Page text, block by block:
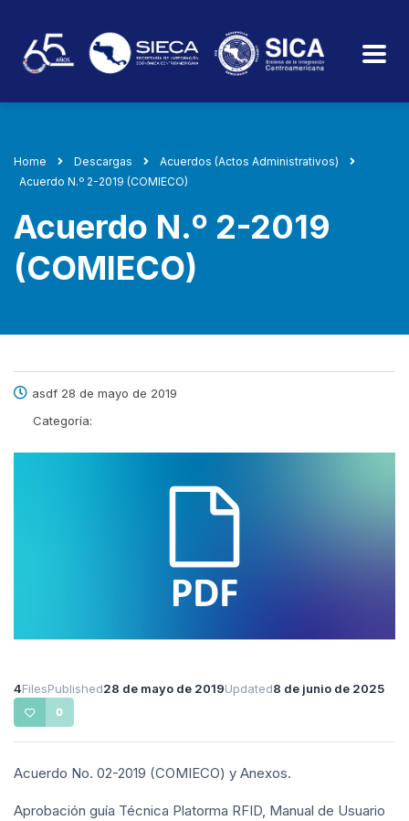
Home Descargas
Acuerdos (Actos Administrativos)
Acuerdo N.º 2-2019 (COMIECO)
Acuerdo N.º 2-2019
(COMIECO)
asdf 28 de mayo de 2019
Categoría:
4FilesPublished28 de mayo de 2019Updated8 de junio de 2025
0
Acuerdo No. 02-2019 (COMIECO) y Anexos.
Aprobación guía Técnica Platorma RFID, Manual de Usuario